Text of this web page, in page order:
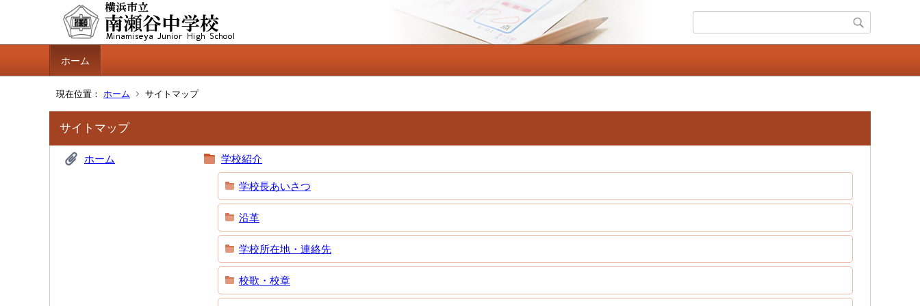
ホーム
現在位置： ホーム サイトマップ
サイトマップ
ホーム 学校紹介
学校長あいさつ
沿革
学校所在地・連絡先
校歌・校章